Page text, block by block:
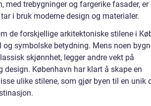
med trebygninger og fargerike fasader, er
i bruk moderne design og materialer.
de forskjellige arkitektoniske stilene i
og symbolske betydning. Mens noen
skjønnhet, legger andre vekt på
København har klart å skape en
ulike stilene, som gjør byen til en unik